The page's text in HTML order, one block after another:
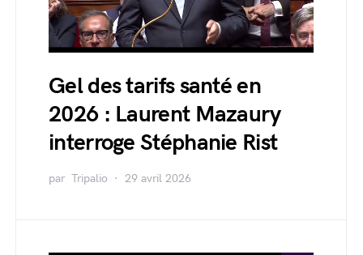
Gel des tarifs santé en
2026 : Laurent Mazaury
interroge Stéphanie Rist
par Tripalio 29 avril 2026